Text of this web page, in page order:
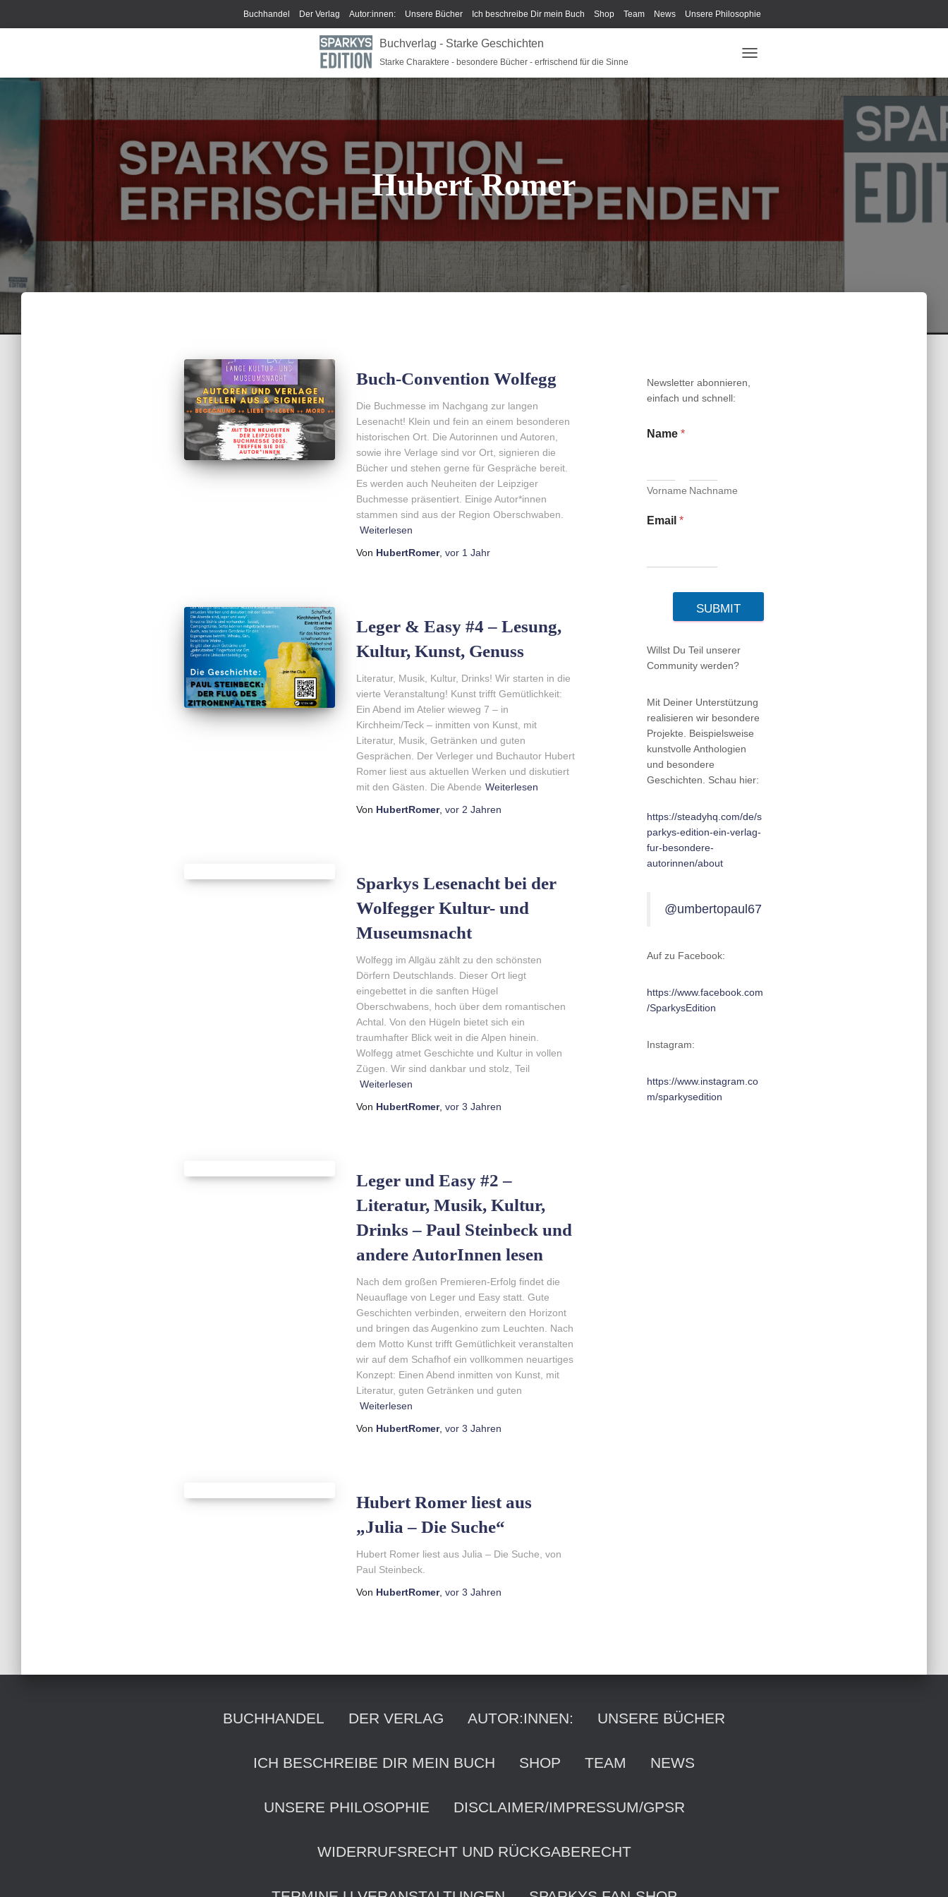
Buchhandel Der Verlag Autor:innen: Unsere Bücher Ich beschreibe Dir mein Buch Shop Team News Unsere Philosophie
Disclaimer/Impressum/GPSR Widerrufsrecht und Rückgaberecht Termine u Veranstaltungen
Buchverlag - Starke Geschichten
Starke Charaktere - besondere Bücher - erfrischend für die Sinne
A
V
G
N
T
Suchen
Suchen …
Hubert Romer
Buch-Convention Wolfegg
Die Buchmesse im Nachgang zur langen
Lesenacht! Klein und fein an einem besonderen
historischen Ort. Die Autorinnen und Autoren,
sowie ihre Verlage sind vor Ort, signieren die
Bücher und stehen gerne für Gespräche bereit.
Es werden auch Neuheiten der Leipziger
Buchmesse präsentiert. Einige Autor*innen
stammen sind aus der Region Oberschwaben.
Weiterlesen
Von HubertRomer, vor 1 Jahr
Leger & Easy #4 – Lesung,
Kultur, Kunst, Genuss
Literatur, Musik, Kultur, Drinks! Wir starten in die
vierte Veranstaltung! Kunst trifft Gemütlichkeit:
Ein Abend im Atelier wieweg 7 – in
Kirchheim/Teck – inmitten von Kunst, mit
Literatur, Musik, Getränken und guten
Gesprächen. Der Verleger und Buchautor Hubert
Romer liest aus aktuellen Werken und diskutiert
mit den Gästen. Die Abende Weiterlesen
Von HubertRomer, vor 2 Jahren
Sparkys Lesenacht bei der
Wolfegger Kultur- und
Museumsnacht
Wolfegg im Allgäu zählt zu den schönsten
Dörfern Deutschlands. Dieser Ort liegt
eingebettet in die sanften Hügel
Oberschwabens, hoch über dem romantischen
Achtal. Von den Hügeln bietet sich ein
traumhafter Blick weit in die Alpen hinein.
Wolfegg atmet Geschichte und Kultur in vollen
Zügen. Wir sind dankbar und stolz, Teil
Weiterlesen
Von HubertRomer, vor 3 Jahren
Leger und Easy #2 –
Literatur, Musik, Kultur,
Drinks – Paul Steinbeck und
andere AutorInnen lesen
Nach dem großen Premieren-Erfolg findet die
Neuauflage von Leger und Easy statt. Gute
Geschichten verbinden, erweitern den Horizont
und bringen das Augenkino zum Leuchten. Nach
dem Motto Kunst trifft Gemütlichkeit veranstalten
wir auf dem Schafhof ein vollkommen neuartiges
Konzept: Einen Abend inmitten von Kunst, mit
Literatur, guten Getränken und guten
Weiterlesen
Von HubertRomer, vor 3 Jahren
Hubert Romer liest aus
„Julia – Die Suche“
Hubert Romer liest aus Julia – Die Suche, von
Paul Steinbeck.
Von HubertRomer, vor 3 Jahren
Newsletter abonnieren,
einfach und schnell:
Name*
Vorname Nachname
Email*
SUBMIT
Willst Du Teil unserer
Community werden?
Mit Deiner Unterstützung
realisieren wir besondere
Projekte. Beispielsweise
kunstvolle Anthologien
und besondere
Geschichten. Schau hier:
https://steadyhq.com/de/s
parkys-edition-ein-verlag-
fur-besondere-
autorinnen/about
@umbertopaul67
Auf zu Facebook:
https://www.facebook.com
/SparkysEdition
Instagram:
https://www.instagram.co
m/sparkysedition
BUCHHANDEL DER VERLAG AUTOR:INNEN: UNSERE BÜCHER
ICH BESCHREIBE DIR MEIN BUCH SHOP TEAM NEWS
UNSERE PHILOSOPHIE DISCLAIMER/IMPRESSUM/GPSR
WIDERRUFSRECHT UND RÜCKGABERECHT